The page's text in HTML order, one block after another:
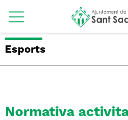
Esports
Normativa